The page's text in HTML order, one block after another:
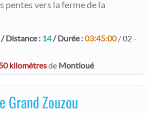
pentes vers la ferme de la
/ Distance : 14/ Durée :03:45:00/ 02 -
kilomètresde Montloué
Grand Zouzou